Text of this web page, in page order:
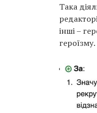
Така
інші –
героїзму.